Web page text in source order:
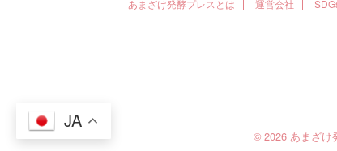
あまざけ発酵プレスとは 運営会社
© 2026 あまざけ
JA